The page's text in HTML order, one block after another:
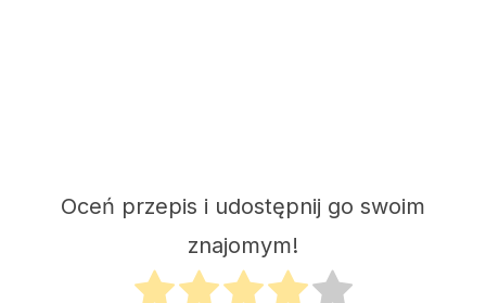
Oceń przepis i udostępnij go swoim
znajomym!